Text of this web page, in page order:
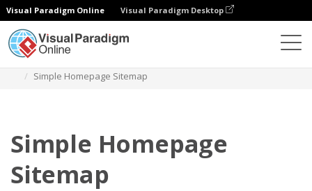
Visual Paradigm Online Visual Paradigm Desktop
Simple Homepage Sitemap
Simple Homepage
Sitemap